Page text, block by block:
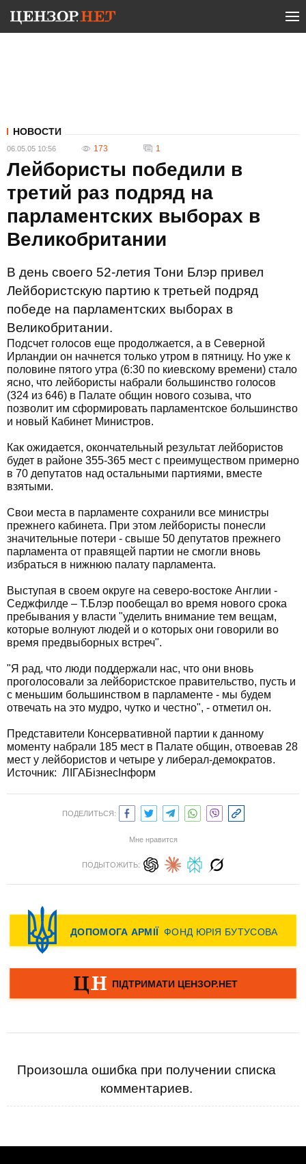
НОВОСТИ
06.05.05 10:56 173 1
Лейбористы победили в
третий раз подряд на
парламентских выборах в
Великобритании
В день своего 52-летия Тони Блэр привел
Лейбористскую партию к третьей подряд
победе на парламентских выборах в
Великобритании.
Подсчет голосов еще продолжается, а в Северной
Ирландии он начнется только утром в пятницу. Но уже к
половине пятого утра (6:30 по киевскому времени) стало
ясно, что лейбористы набрали большинство голосов
(324 из 646) в Палате общин нового созыва, что
позволит им сформировать парламентское большинство
и новый Кабинет Министров.
Как ожидается, окончательный результат лейбористов
будет в районе 355-365 мест с преимуществом примерно
в 70 депутатов над остальными партиями, вместе
взятыми.
Свои места в парламенте сохранили все министры
прежнего кабинета. При этом лейбористы понесли
значительные потери - свыше 50 депутатов прежнего
парламента от правящей партии не смогли вновь
избраться в нижнюю палату парламента.
Выступая в своем округе на северо-востоке Англии -
Седжфилде – Т.Блэр пообещал во время нового срока
пребывания у власти "уделить внимание тем вещам,
которые волнуют людей и о которых они говорили во
время предвыборных встреч".
"Я рад, что люди поддержали нас, что они вновь
проголосовали за лейбористское правительство, пусть и
с меньшим большинством в парламенте - мы будем
отвечать на это мудро, чутко и честно", - отметил он.
Представители Консервативной партии к данному
моменту набрали 185 мест в Палате общин, отвоевав 28
мест у лейбористов и четыре у либерал-демократов.
Источник: ЛIГАБiзнесIнформ
ПОДЕЛИТЬСЯ:
Мне нравится
ПОДЫТОЖИТЬ:
Произошла ошибка при получении списка
комментариев.